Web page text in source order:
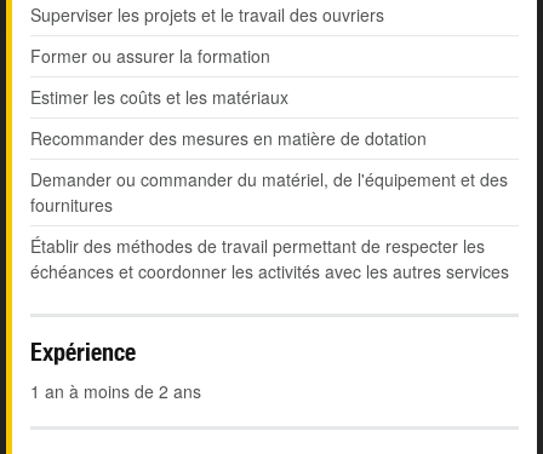
Superviser les projets et le travail des ouvriers
Former ou assurer la formation
Estimer les coûts et les matériaux
Recommander des mesures en matière de dotation
Demander ou commander du matériel, de l'équipement et des
fournitures
Établir des méthodes de travail permettant de respecter les
échéances et coordonner les activités avec les autres services
Expérience
1 an à moins de 2 ans